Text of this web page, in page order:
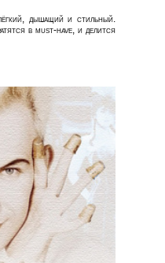
дышащий и стильный.
в must‑have, и делится